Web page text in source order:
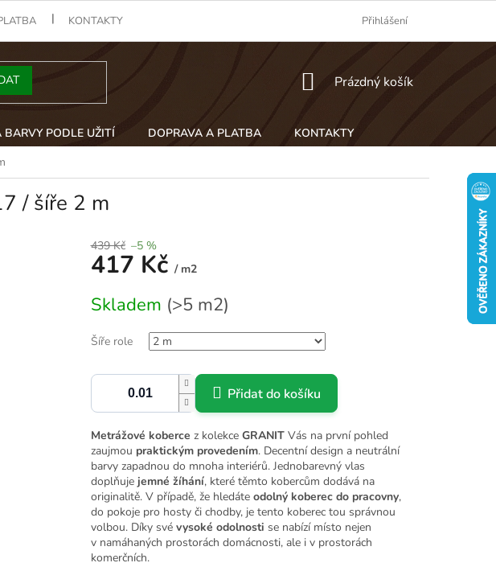
KONTAKTY Přihlášení
NÁKUPNÍ
Prázdný košík
BARVY PODLE UŽITÍ DOPRAVA A PLATBA
KONTAKTY
/ šíře 2 m
439 Kč –5 %
417 Kč / m2
cena:
Skladem (>5 m2)
Šíře role
Přidat do košíku
Metrážové koberce z kolekce GRANIT Vás na první pohled
zaujmou praktickým provedením. Decentní design a neutrální
barvy zapadnou do mnoha interiérů. Jednobarevný vlas
doplňuje jemné žíhání, které těmto kobercům dodává na
originalitě. V případě, že hledáte odolný koberec do pracovny,
do pokoje pro hosty či chodby, je tento koberec tou správnou
volbou. Díky své vysoké odolnosti se nabízí místo nejen
v namáhaných prostorách domácnosti, ale i v prostorách
komerčních.